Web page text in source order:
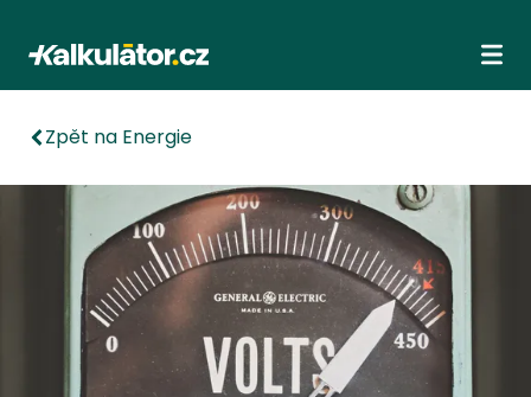
Kalkulátor.cz
Zpět na Energie